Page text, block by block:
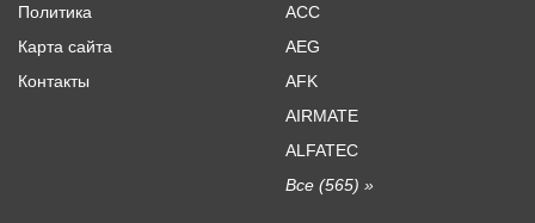
Политика
Карта сайта
Контакты
ACC
AEG
AFK
AIRMATE
ALFATEC
Все (565) »